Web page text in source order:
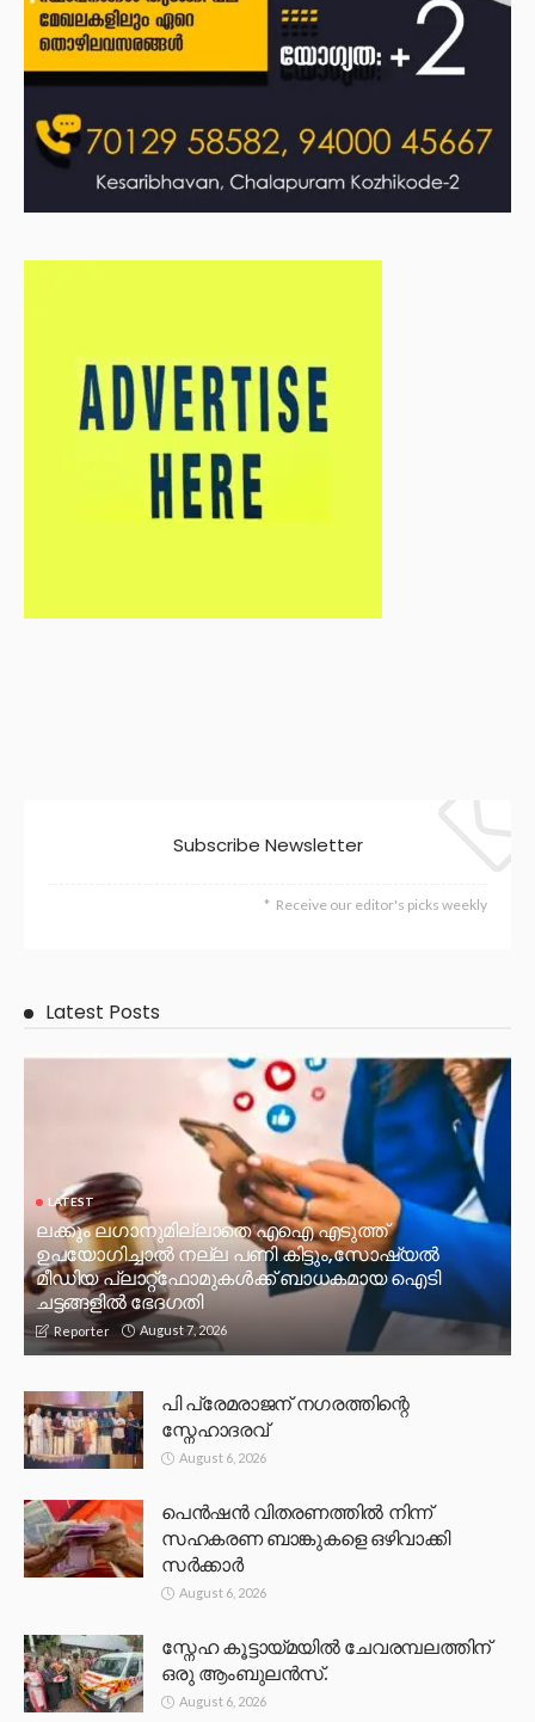
Subscribe Newsletter
Receive our editor's picks weekly
Latest Posts
LATEST
ലക്കും ലഗാനുമില്ലാതെ എഐ എടുത്ത്
ഉപയോഗിച്ചാല്‍ നല്ല പണി കിട്ടും,സോഷ്യല്‍
മീഡിയ പ്ലാറ്റ്‌ഫോമുകള്‍ക്ക് ബാധകമായ ഐടി
ചട്ടങ്ങളില്‍ ഭേദഗതി
Reporter August 7, 2026
പി പ്രേമരാജന് നഗരത്തിന്റെ
സ്നേഹാദരവ്
August 6, 2026
പെൻഷൻ വിതരണത്തിൽ നിന്ന്
സഹകരണ ബാങ്കുകളെ ഒഴിവാക്കി
സർക്കാർ
August 6, 2026
സ്നേഹ കൂട്ടായ്മയിൽ ചേവരമ്പലത്തിന്
ഒരു ആംബുലൻസ്.
August 6, 2026